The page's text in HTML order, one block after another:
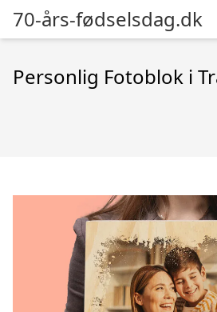
70-års-fødselsdag.dk
Personlig Fotoblok i